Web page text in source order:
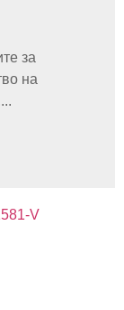
за
на